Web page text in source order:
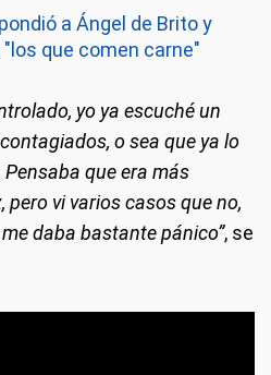
a Ángel de Brito y
que comen carne"
yo ya escuché un
o sea que ya lo
que era más
pero vi varios casos que no,
daba bastante pánico”, se